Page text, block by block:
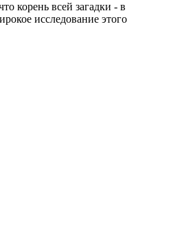
корень всей загадки - в
исследование этого